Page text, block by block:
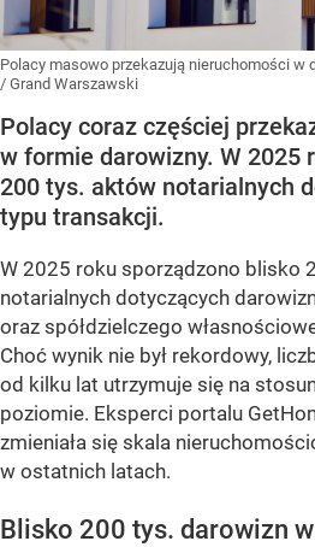
Polacy masowo przekazują nieruchomości w
/ Grand Warszawski
Polacy coraz częściej
w formie darowizny. W 2025
200 tys. aktów notarialnych
typu transakcji.
W 2025 roku sporządzono blisko
notarialnych dotyczących
oraz spółdzielczego
Choć wynik nie był rekordowy,
od kilku lat utrzymuje się na
poziomie. Eksperci portalu
zmieniała się skala
w ostatnich latach.
Blisko 200 tys. darowizn